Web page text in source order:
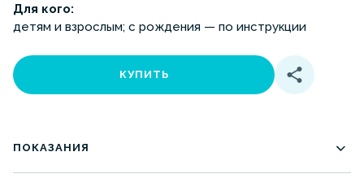
Для кого:
детям и взрослым; с рождения — по инструкции
КУПИТЬ
ПОКАЗАНИЯ